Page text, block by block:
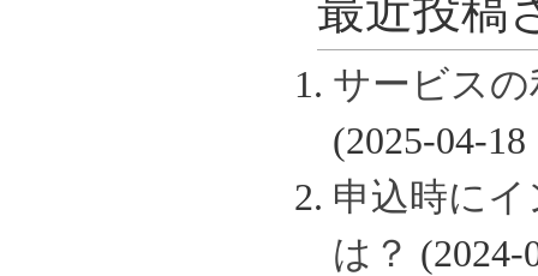
最近投稿
サービス
(2025-04-18
申込時に
は？ (2024-